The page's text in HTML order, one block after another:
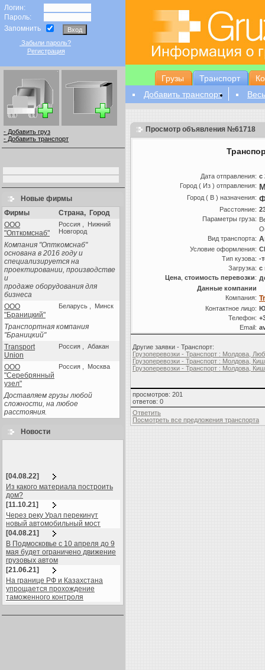
Логин:
Пароль:
Запомнить
Забыли пароль?
Регистрация
- Добавить груз
- Добавить транспорт
Новые фирмы
Фирмы
Страна, Город
ООО
"Опткомснаб"
Россия , Нижний
Новгород
Компания "Опткомснаб"
основана в 2016 году и
специализируется на
проектировании, производстве
и
продаже оборудования для
бизнеса
ООО
"Браницкий"
Беларусь , Минск
Транспортная компания
"Браницкий"
Transport
Union
Россия , Абакан
ООО
"Серебрянный
узел"
Россия , Москва
Доставляем грузы любой
сложности, на любое
расстояния.
Новости
[04.08.22]
Из какого материала построить
дом?
[11.10.21]
Через реку Урал перекинут
новый автомобильный мост
[04.08.21]
В Подмосковье с 10 апреля до 9
мая будет ограничено движение
грузовых автом
[21.06.21]
На границе РФ и Казахстана
упрощается прохождение
таможенного контроля
Грузы Транспорт
Добавить транспорт
Просмотр объявления №61718
Дата отправления: с
Город ( Из ) отправления:
Город ( В ) назначения:
Расстояние:
Параметры груза:
Вид транспорта:
Условие оформления:
Тип кузова: -
Загрузка: с
Цена стоимость перевозки:
Данные компании
Компания:
Контактное лицо:
Телефон:
Email:
Другие заявки - Транспорт:
Грузоперевозки - Транспорт : Молдова,
Грузоперевозки - Транспорт : Молдова,
Грузоперевозки - Транспорт : Молдова,
просмотров: 201
ответов: 0
Ответить
Посмотреть все предложения транспорта